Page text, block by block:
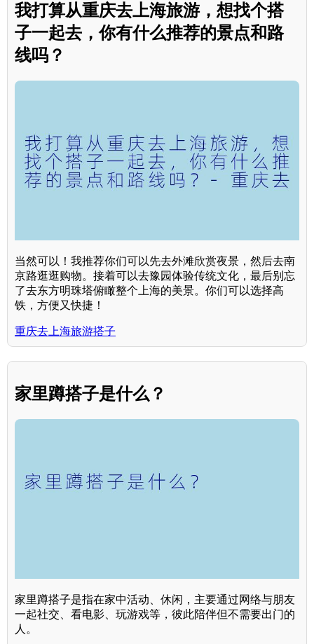
我打算从重庆去上海旅游，想找个搭
子一起去，你有什么推荐的景点和路
线吗？
当然可以！我推荐你们可以先去外滩欣赏夜景，然后去南
京路逛逛购物。接着可以去豫园体验传统文化，最后别忘
了去东方明珠塔俯瞰整个上海的美景。你们可以选择高
铁，方便又快捷！
重庆去上海旅游搭子
家里蹲搭子是什么？
家里蹲搭子是指在家中活动、休闲，主要通过网络与朋友
一起社交、看电影、玩游戏等，彼此陪伴但不需要出门的
人。